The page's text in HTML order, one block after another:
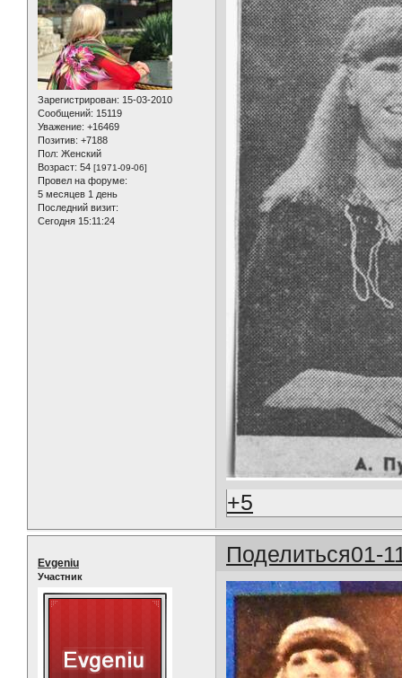
Зарегистрирован: 15-03-2010
Сообщений: 15119
Уважение: +16469
Позитив: +7188
Пол: Женский
Возраст: 54 [1971-09-06]
Провел на форуме:
5 месяцев 1 день
Последний визит:
Сегодня 15:11:24
+5
Поделиться01-
Evgeniu
Участник